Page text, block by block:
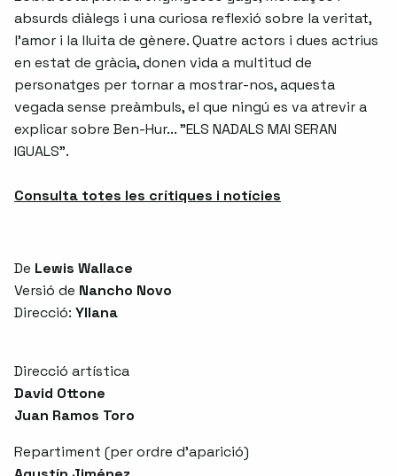
absurds diàlegs i una curiosa reflexió sobre la veritat,
l'amor i la lluita de gènere. Quatre actors i dues actrius
en estat de gràcia, donen vida a multitud de
personatges per tornar a mostrar-nos, aquesta
vegada sense preàmbuls, el que ningú es va atrevir a
explicar sobre Ben-Hur... "ELS NADALS MAI SERAN
IGUALS”.
Consulta totes les crítiques i notícies
De Lewis Wallace
Versió de Nancho Novo
Direcció: Yllana
Direcció artística
David Ottone
Juan Ramos Toro
Repartiment (per ordre d'aparició)